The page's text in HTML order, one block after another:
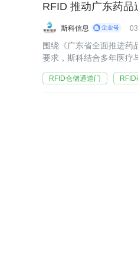
RFID 推动广东药
斯科信息
围绕《广东省全面推进药
要求，斯科结合多年医疗
RFID仓储通道门